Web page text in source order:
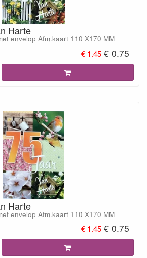
Harte
envelop Afm.kaart 110 X170 MM
€ 1.45 € 0.75
Harte
envelop Afm.kaart 110 X170 MM
€ 1.45 € 0.75